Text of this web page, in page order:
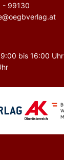
- 99130
bis 16:00 Uhr